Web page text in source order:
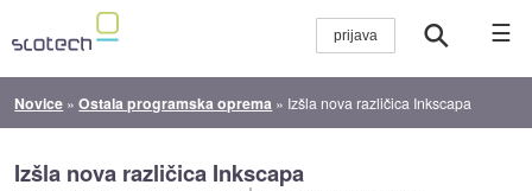
☰
Novice »Ostala programska oprema » Izšla nova različica Inkscapa
Izšla nova različica Inkscapa